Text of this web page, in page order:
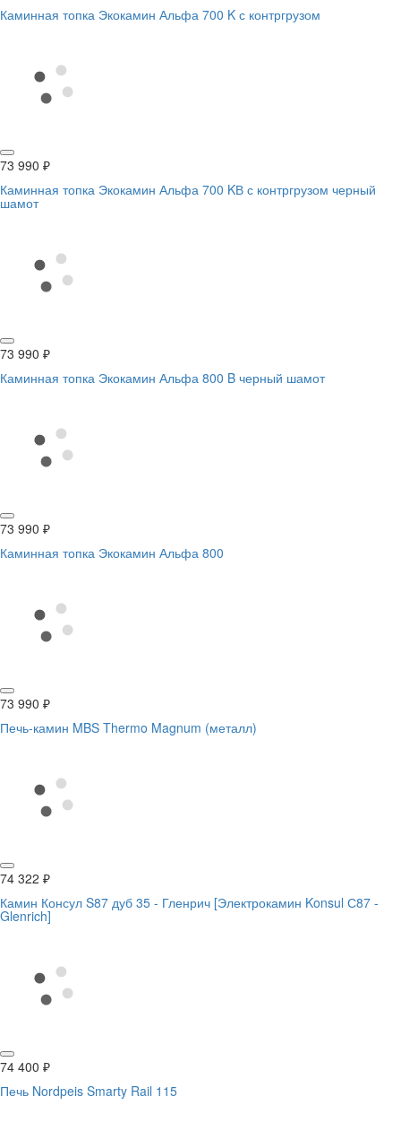
Каминная топка Экокамин Альфа 700 K с контргрузом
73 990 ₽
Каминная топка Экокамин Альфа 700 KВ с контргрузом черный
шамот
73 990 ₽
Каминная топка Экокамин Альфа 800 B черный шамот
73 990 ₽
Каминная топка Экокамин Альфа 800
73 990 ₽
Печь-камин MBS Thermo Magnum (металл)
74 322 ₽
Камин Консул S87 дуб 35 - Гленрич [Электрокамин Konsul С87 -
Glenrich]
74 400 ₽
Печь Nordpeis Smarty Rail 115